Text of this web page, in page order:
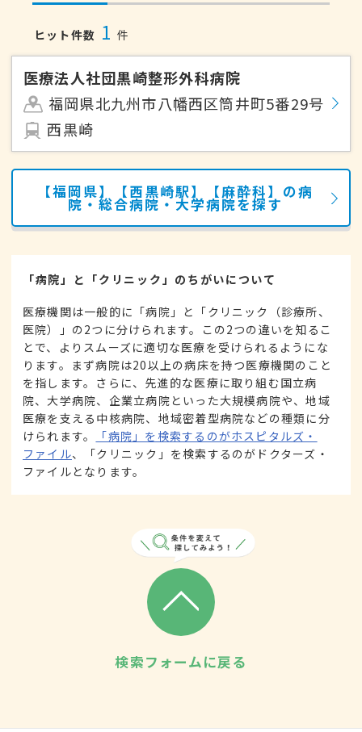
ヒット件数 1 件
医療法人社団黒崎整形外科病院
福岡県北九州市八幡西区筒井町5番29号
西黒崎
【福岡県】【西黒崎駅】【麻酔科】の病
院・総合病院・大学病院を探す
「病院」と「クリニック」のちがいについて
医療機関は一般的に「病院」と「クリニック（診療所、
医院）」の2つに分けられます。この2つの違いを知るこ
とで、よりスムーズに適切な医療を受けられるようにな
ります。まず病院は20以上の病床を持つ医療機関のこと
を指します。さらに、先進的な医療に取り組む国立病
院、大学病院、企業立病院といった大規模病院や、地域
医療を支える中核病院、地域密着型病院などの種類に分
けられます。
「病院」を検索するのがホスピタルズ・
ファイル、「クリニック」を検索するのがドクターズ・
ファイルとなります。
検索フォームに戻る